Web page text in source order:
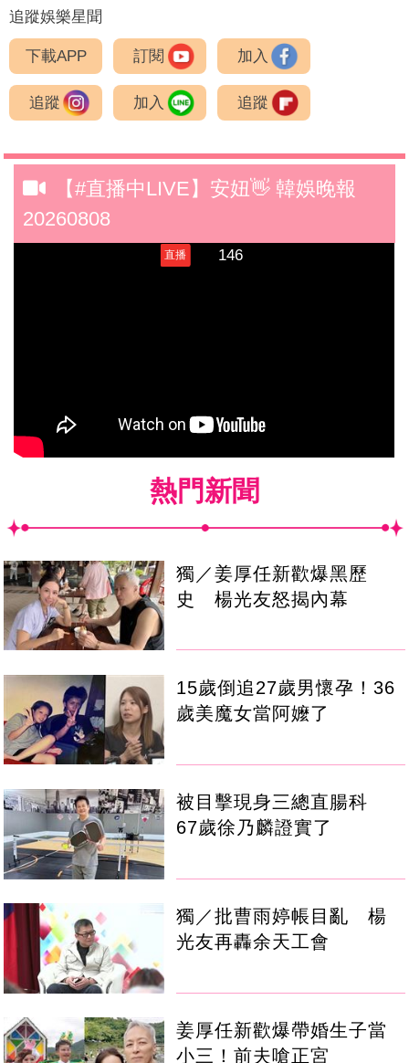
追蹤娛樂星聞
下載APP 訂閱 加入
追蹤 加入 追蹤
【#直播中LIVE】安妞👋 韓娛晚報
20260808
熱門新聞
獨／姜厚任新歡爆黑歷
史 楊光友怒揭內幕
15歲倒追27歲男懷孕！36
歲美魔女當阿嬤了
被目擊現身三總直腸科
67歲徐乃麟證實了
獨／批曹雨婷帳目亂 楊
光友再轟余天工會
姜厚任新歡爆帶婚生子當
小三！前夫嗆正宮